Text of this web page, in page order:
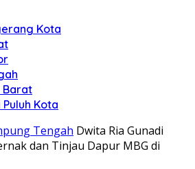
Kota
Barat
Puluh Kota
Tengah Dwita Ria Gunadi
dan Tinjau Dapur MBG di